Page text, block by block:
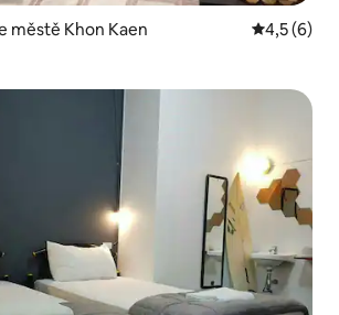
městě Khon Kaen Průměrné
4,5 (6)